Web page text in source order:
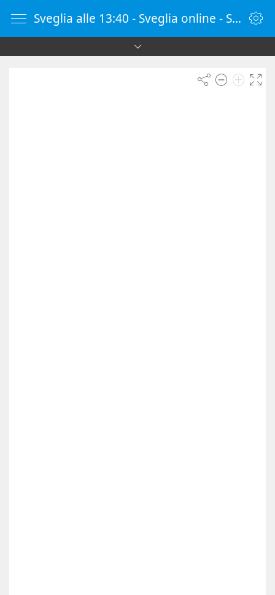
Sveglia alle 13:40 - Sveglia online - SvegliaOnline.it